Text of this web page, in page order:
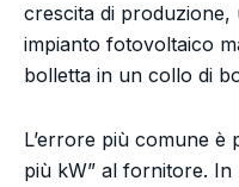
crescita di
impianto fotovoltaico
bolletta in un collo di
L’errore più comune è
più kW” al fornitore. In